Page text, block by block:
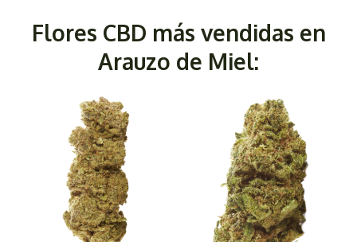
Flores CBD más vendidas en
Arauzo de Miel: